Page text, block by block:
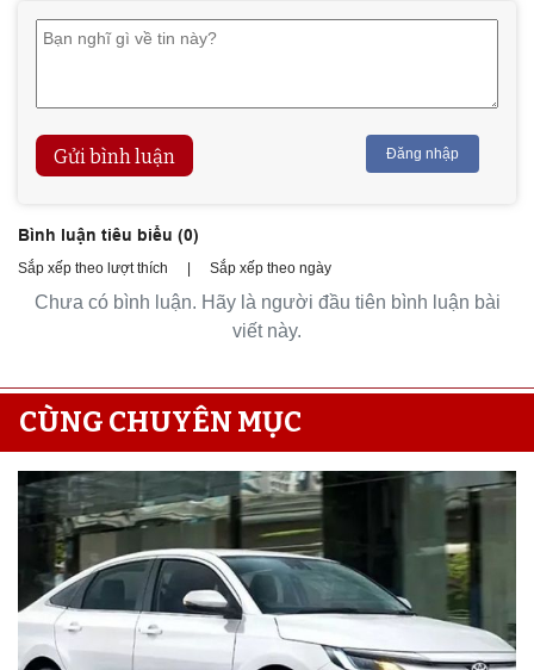
Gửi bình luận Đăng nhập
Bình luận tiêu biểu (0)
Sắp xếp theo lượt thích | Sắp xếp theo ngày
Chưa có bình luận. Hãy là người đầu tiên bình luận bài
viết này.
CÙNG CHUYÊN MỤC